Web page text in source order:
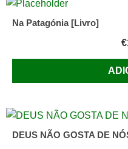
Na Patagónia [Livro]
€
DEUS NÃO GOSTA DE